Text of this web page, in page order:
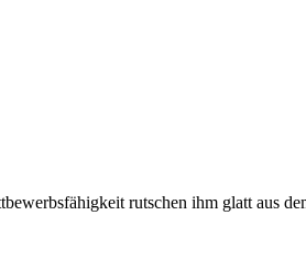
rutschen ihm glatt aus